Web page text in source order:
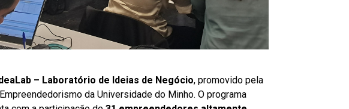
– Laboratório de Ideias de Negócio, promovido pela
da Universidade do Minho. O programa